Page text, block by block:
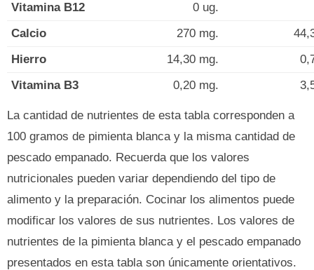
Vitamina B12
0 ug.
Calcio
270 mg.
Hierro
14,30 mg.
Vitamina B3
0,20 mg.
La cantidad de nutrientes de esta tabla corresponden a
100 gramos de pimienta blanca y la misma cantidad de
pescado empanado. Recuerda que los valores
nutricionales pueden variar dependiendo del tipo de
alimento y la preparación. Cocinar los alimentos puede
modificar los valores de sus nutrientes. Los valores de
nutrientes de la pimienta blanca y el pescado empanado
presentados en esta tabla son únicamente orientativos.